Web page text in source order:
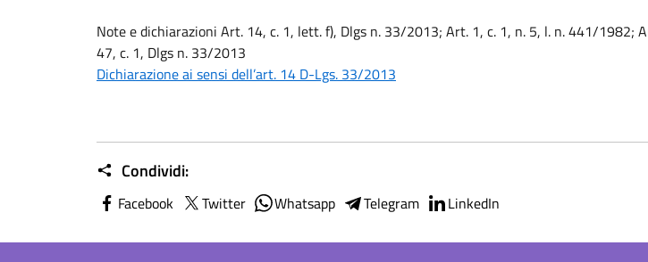
Note e dichiarazioni Art. 14, c. 1, lett. f), Dlgs n. 33/2013; Art. 1, c. 1, n. 5, l. n. 441/1982;
47, c. 1, Dlgs n. 33/2013
Dichiarazione ai sensi dell’art. 14 D-Lgs. 33/2013
Condividi:
Facebook Twitter Whatsapp Telegram LinkedIn